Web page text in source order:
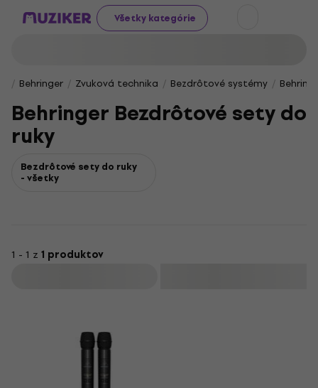
Všetky kategórie
Behringer Zvuková technika Bezdrôtové systémy
Behringer Bezdrôtové sety do
ruky
Bezdrôtové sety do ruky
- všetky
1 - 1 z 1 produktov